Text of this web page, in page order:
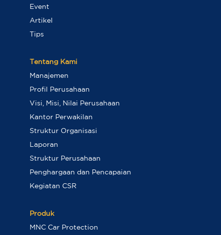
Event
Artikel
Tips
Tentang Kami
Manajemen
Profil Perusahaan
Visi, Misi, Nilai Perusahaan
Kantor Perwakilan
Struktur Organisasi
Laporan
Struktur Perusahaan
Penghargaan dan Pencapaian
Kegiatan CSR
Produk
MNC Car Protection